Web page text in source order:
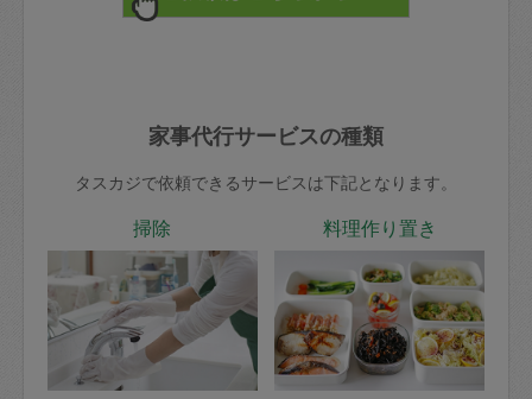
家事代行サービスの種類
タスカジで依頼できるサービスは下記となります。
掃除 料理作り置き